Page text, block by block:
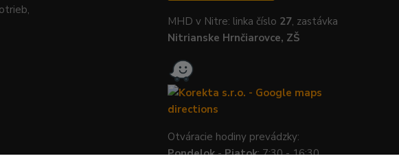
MHD v Nitre: linka číslo 27, zastávka
Nitrianske Hrnčiarovce, ZŠ
Otváracie hodiny prevádzky:
Pondelok-Piatok: 7:30 - 16:30